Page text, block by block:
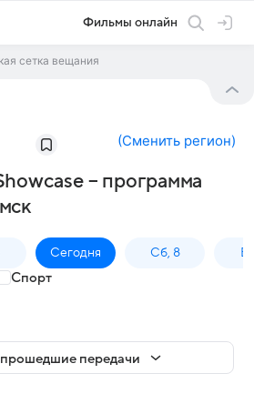
Фильмы онлайн
сетка вещания
(Сменить регион)
– программа
Сегодня Сб, 8
Спорт
прошедшие передачи